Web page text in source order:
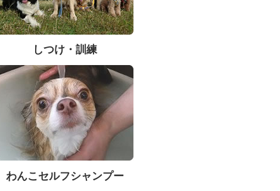
しつけ・訓練
わんこセルフシャンプー